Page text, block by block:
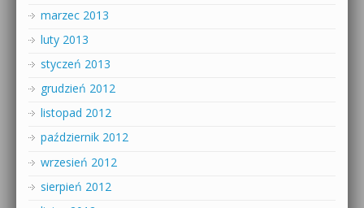
marzec 2013
luty 2013
styczeń 2013
grudzień 2012
listopad 2012
październik 2012
wrzesień 2012
sierpień 2012